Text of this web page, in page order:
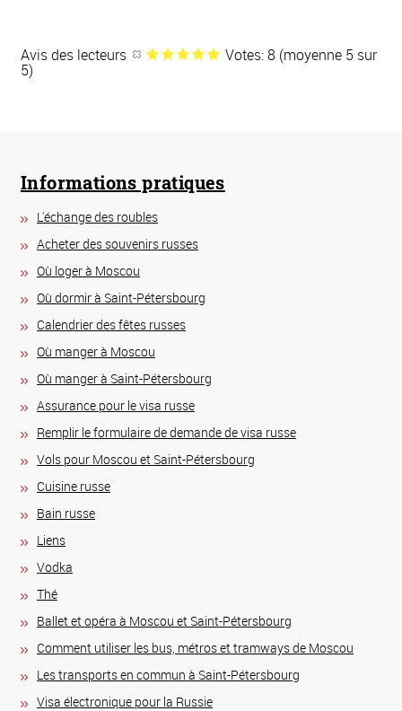
Avis des lecteurs Votes: 8 (moyenne 5 sur
5)
Informations pratiques
L'échange des roubles
Acheter des souvenirs russes
Où loger à Moscou
Où dormir à Saint-Pétersbourg
Calendrier des fêtes russes
Où manger à Moscou
Où manger à Saint-Pétersbourg
Assurance pour le visa russe
Remplir le formulaire de demande de visa russe
Vols pour Moscou et Saint-Pétersbourg
Сuisine russe
Bain russe
Liens
Vodka
Thé
Ballet et opéra à Moscou et Saint-Pétersbourg
Comment utiliser les bus, métros et tramways de Moscou
Les transports en commun à Saint-Pétersbourg
Visa électronique pour la Russie